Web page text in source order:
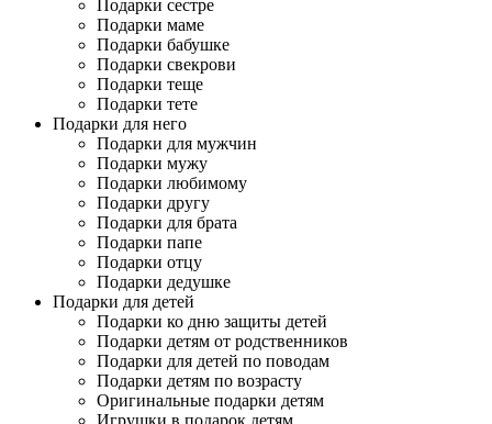
Подарки сестре
Подарки маме
Подарки бабушке
Подарки свекрови
Подарки теще
Подарки тете
Подарки для него
Подарки для мужчин
Подарки мужу
Подарки любимому
Подарки другу
Подарки для брата
Подарки папе
Подарки отцу
Подарки дедушке
Подарки для детей
Подарки ко дню защиты детей
Подарки детям от родственников
Подарки для детей по поводам
Подарки детям по возрасту
Оригинальные подарки детям
Игрушки в подарок детям